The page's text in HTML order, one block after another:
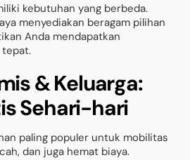
kebutuhan yang berbeda.
menyediakan beragam pilihan
Anda mendapatkan
tepat.
& Keluarga:
Sehari-hari
paling populer untuk mobilitas
dan juga hemat biaya.